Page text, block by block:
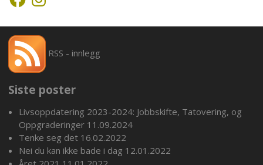
RSS - innlegg
Siste poster
Livsoppdatering 2023-2024: Jobbskifte, Tatovering, og
Oppgraderinger 11.09.2024
Tenke seg det 16.02.2022
Nei du kan ikke bade i dag 12.01.2022